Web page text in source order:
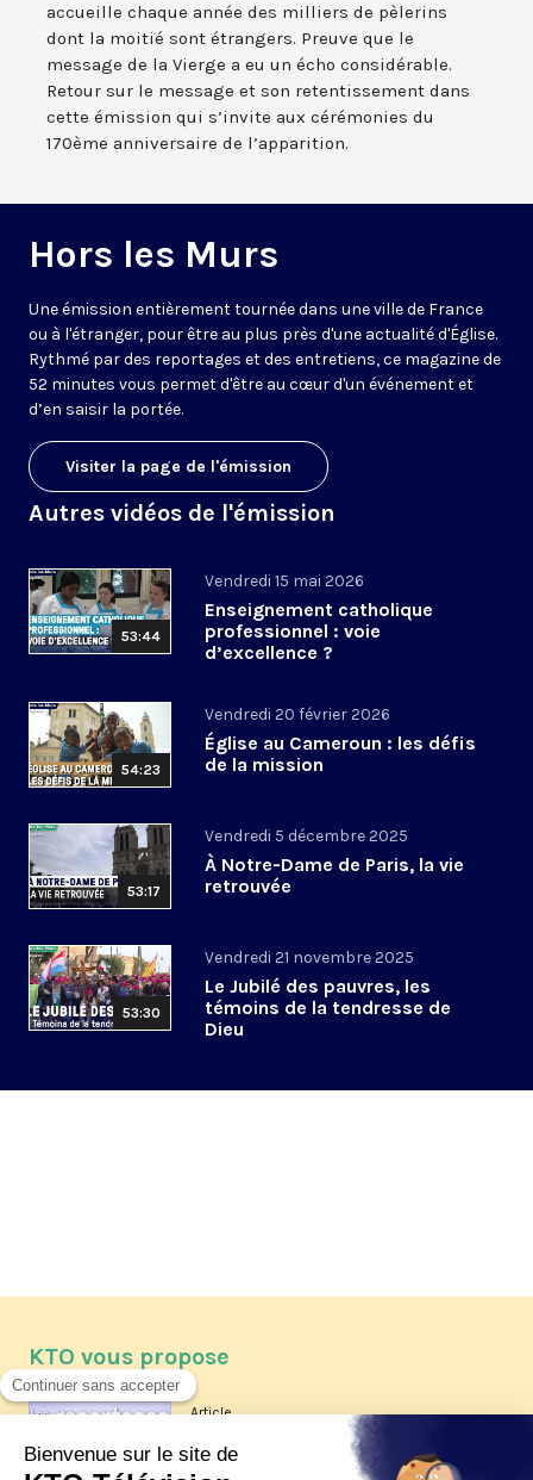
accueille chaque année des milliers de pèlerins
dont la moitié sont étrangers. Preuve que le
message de la Vierge a eu un écho considérable.
Retour sur le message et son retentissement dans
cette émission qui s’invite aux cérémonies du
170ème anniversaire de l’apparition.
Hors les Murs
Une émission entièrement tournée dans une ville de France
ou à l'étranger, pour être au plus près d'une actualité d'Église.
Rythmé par des reportages et des entretiens, ce magazine de
52 minutes vous permet d'être au cœur d'un événement et
d’en saisir la portée.
Visiter la page de l'émission
Autres vidéos de l'émission
53:44
Vendredi 15 mai 2026
Enseignement catholique
professionnel : voie
d’excellence ?
54:23
Vendredi 20 février 2026
Église au Cameroun : les défis
de la mission
53:17
Vendredi 5 décembre 2025
À Notre-Dame de Paris, la vie
retrouvée
53:30
Vendredi 21 novembre 2025
Le Jubilé des pauvres, les
témoins de la tendresse de
Dieu
KTO vous propose
Article
Les reportages d'été 2026 de KTO